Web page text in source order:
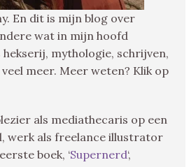
En dit is mijn blog over
wat in mijn hoofd
mythologie, schrijven,
meer. Meer weten? Klik op
als mediathecaris op een
werk als freelance illustrator
boek, ‘Supernerd‘,